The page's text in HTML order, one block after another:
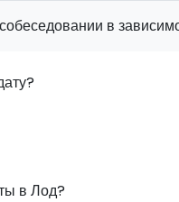
в
в Лод?